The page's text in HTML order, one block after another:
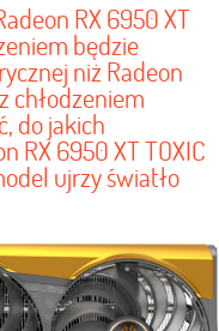
RX 6950 XT
będzie
niż Radeon
chłodzeniem
do jakich
RX 6950 XT TOXIC
ujrzy światło